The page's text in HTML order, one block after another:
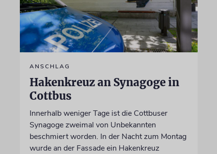
ANSCHLAG
Hakenkreuz an Synagoge in
Cottbus
Innerhalb weniger Tage ist die Cottbuser
Synagoge zweimal von Unbekannten
beschmiert worden. In der Nacht zum Montag
wurde an der Fassade ein Hakenkreuz